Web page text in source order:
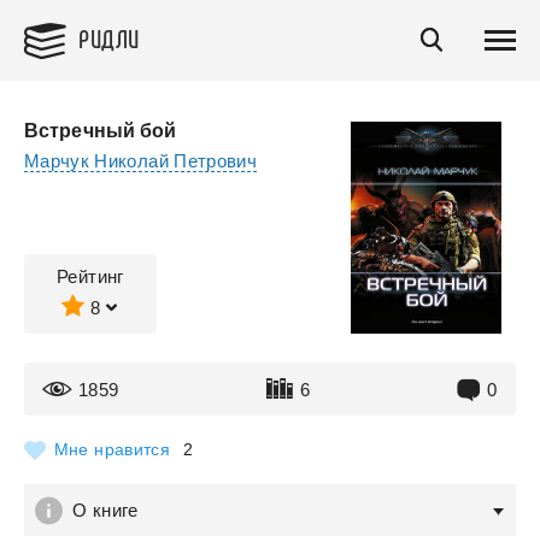
РИДЛИ
Встречный бой
Марчук Николай Петрович
Рейтинг
8
1859 6 0
Мне нравится 2
О книге